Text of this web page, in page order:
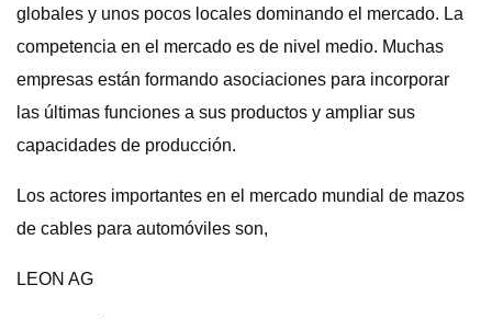
globales y unos pocos locales dominando el mercado. La
competencia en el mercado es de nivel medio. Muchas
empresas están formando asociaciones para incorporar
las últimas funciones a sus productos y ampliar sus
capacidades de producción.
Los actores importantes en el mercado mundial de mazos
de cables para automóviles son,
LEON AG